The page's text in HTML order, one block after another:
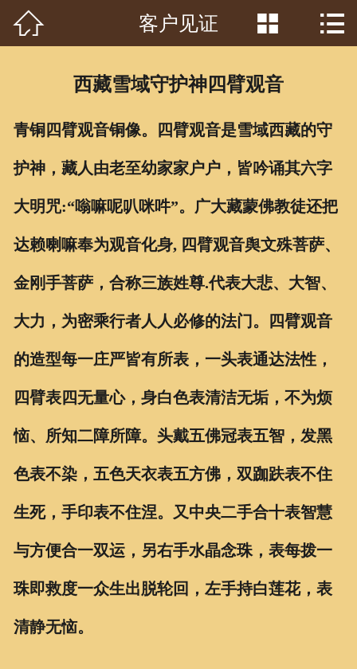
首页
产品中心
 客户见证  
西藏雪域守护神四臂观音
青铜四臂观音铜像。四臂观音是雪域西藏的守
护神，藏人由老至幼家家户户，皆吟诵其六字
大明咒:“嗡嘛呢叭咪吽”。广大藏蒙佛教徒还把
达赖喇嘛奉为观音化身, 四臂观音舆文殊菩萨、
金刚手菩萨，合称三族姓尊.代表大悲、大智、
大力，为密乘行者人人必修的法门。四臂观音
的造型每一庄严皆有所表，一头表通达法性，
四臂表四无量心，身白色表清洁无垢，不为烦
恼、所知二障所障。头戴五佛冠表五智，发黑
色表不染，五色天衣表五方佛，双跏趺表不住
生死，手印表不住涅。又中央二手合十表智慧
与方便合一双运，另右手水晶念珠，表每拨一
珠即救度一众生出脱轮回，左手持白莲花，表
清静无恼。